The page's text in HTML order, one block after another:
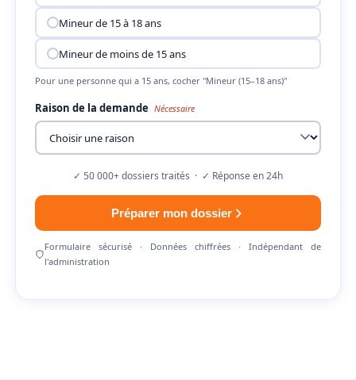
Mineur de 15 à 18 ans
Mineur de moins de 15 ans
Pour une personne qui a 15 ans, cocher "Mineur (15–18 ans)"
Raison de la demande Nécessaire
✓ 50 000+ dossiers traités · ✓ Réponse en 24h
Préparer mon dossier
Formulaire sécurisé · Données chiffrées · Indépendant de
l'administration